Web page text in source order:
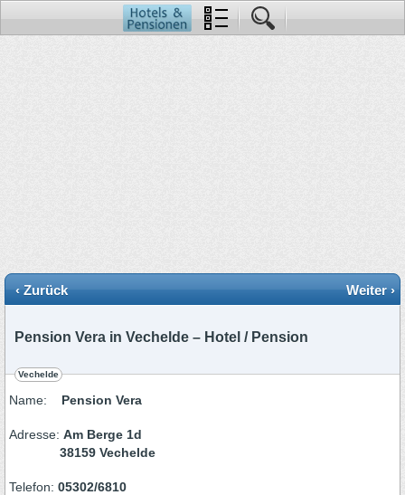
‹ Zurück Weiter ›
Pension Vera in Vechelde – Hotel / Pension
Vechelde
Name: Pension Vera
Adresse: Am Berge 1d
38159 Vechelde
Telefon: 05302/6810